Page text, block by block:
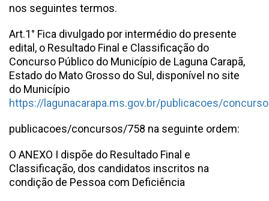
nos seguintes termos.
Art.1° Fica divulgado por intermédio do presente
edital, o Resultado Final e Classificação do
Concurso Público do Município de Laguna Carapã,
Estado do Mato Grosso do Sul, disponível no site
do Município
https://lagunacarapa.ms.gov.br/publicacoes/
publicacoes/concursos/758 na seguinte ordem:
O ANEXO I dispõe do Resultado Final e
Classificação, dos candidatos inscritos na
condição de Pessoa com Deficiência